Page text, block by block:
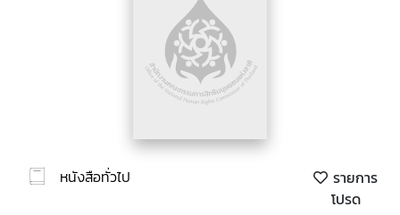
หนังสือทั่วไป
รายการ
โปรด